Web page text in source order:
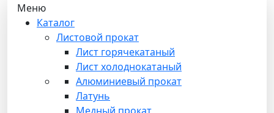
Меню
Каталог
Листовой прокат
Лист горячекатаный
Лист холоднокатаный
Алюминиевый прокат
Латунь